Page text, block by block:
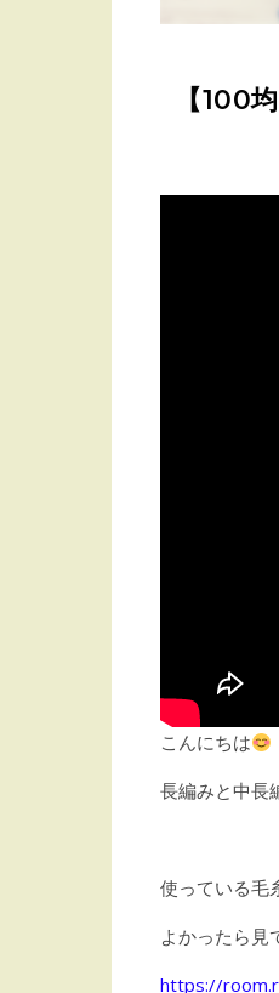
【100
こんにちは
長編みと中長
使っている毛
よかったら見
https://